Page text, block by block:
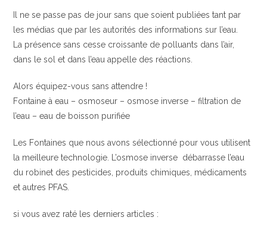
Il ne se passe pas de jour sans que soient publiées tant par
les médias que par les autorités des informations sur l’eau.
La présence sans cesse croissante de polluants dans l’air,
dans le sol et dans l’eau appelle des réactions.
Alors équipez-vous sans attendre !
Fontaine à eau – osmoseur – osmose inverse – filtration de
l’eau – eau de boisson purifiée
Les Fontaines que nous avons sélectionné pour vous utilisent
la meilleure technologie. L’osmose inverse débarrasse l’eau
du robinet des pesticides, produits chimiques, médicaments
et autres PFAS.
si vous avez raté les derniers articles :